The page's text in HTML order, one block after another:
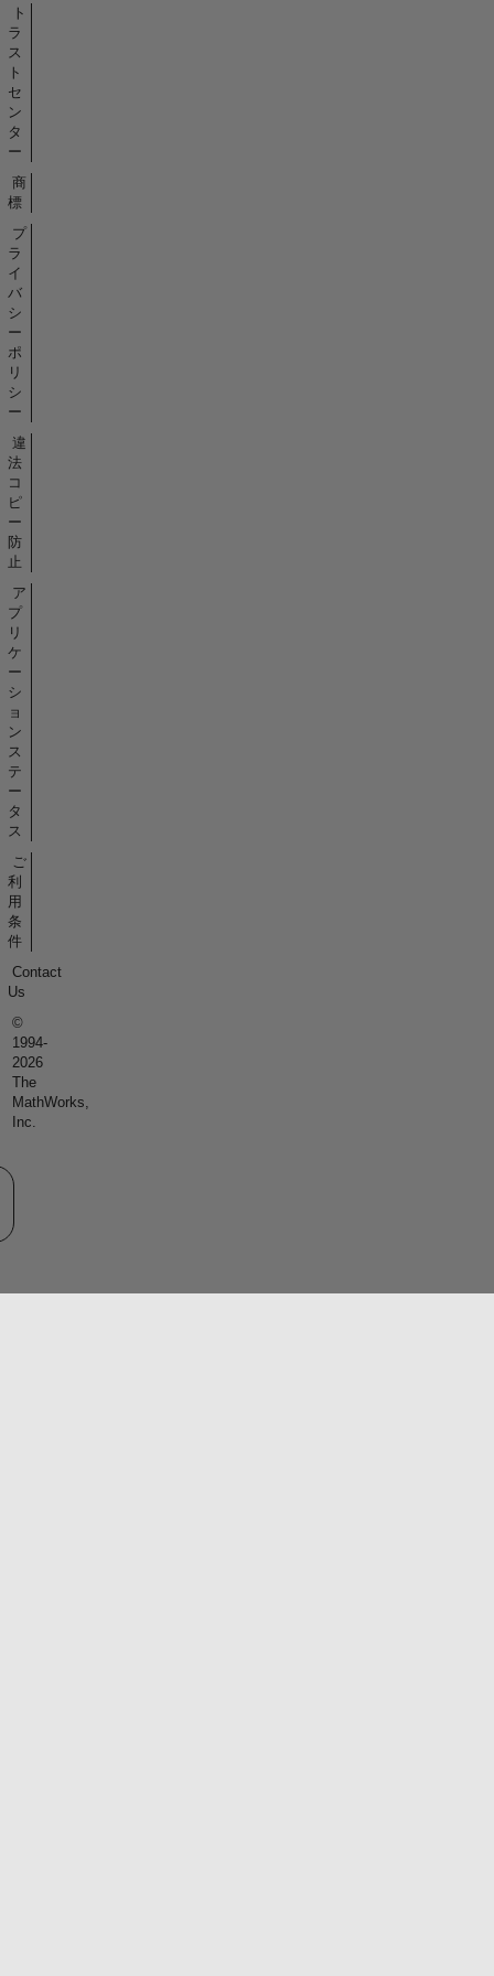
ト
ラ
ス
ト
セ
ン
タ
ー
商
標
プ
ラ
イ
バ
シ
ー
ポ
リ
シ
ー
違
法
コ
ピ
ー
防
止
ア
プ
リ
ケ
ー
シ
ョ
ン
ス
テ
ー
タ
ス
ご
利
用
条
件
Contact
Us
©
1994-
2026
The
MathWorks,
Inc.
サイトの選択